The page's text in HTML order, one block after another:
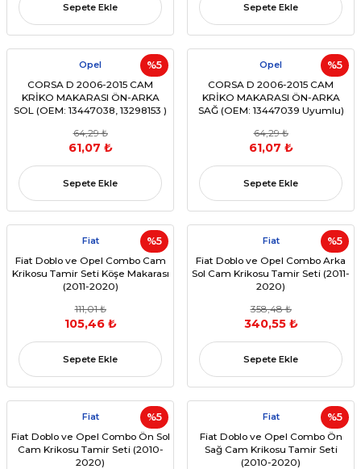
Sepete Ekle Sepete Ekle
%5
Opel
CORSA D 2006-2015 CAM
KRİKO MAKARASI ÖN-ARKA
SOL (OEM: 13447038, 13298153 )
64,29 ₺
61,07 ₺
Sepete Ekle
%5
Opel
CORSA D 2006-2015 CAM
KRİKO MAKARASI ÖN-ARKA
SAĞ (OEM: 13447039 Uyumlu)
64,29 ₺
61,07 ₺
Sepete Ekle
%5
Fiat
Fiat Doblo ve Opel Combo Cam
Krikosu Tamir Seti Köşe Makarası
(2011-2020)
111,01 ₺
105,46 ₺
Sepete Ekle
%5
Fiat
Fiat Doblo ve Opel Combo Arka
Sol Cam Krikosu Tamir Seti (2011-
2020)
358,48 ₺
340,55 ₺
Sepete Ekle
%5
Fiat
Fiat Doblo ve Opel Combo Ön Sol
Cam Krikosu Tamir Seti (2010-
2020)
%5
Fiat
Fiat Doblo ve Opel Combo Ön
Sağ Cam Krikosu Tamir Seti
(2010-2020)